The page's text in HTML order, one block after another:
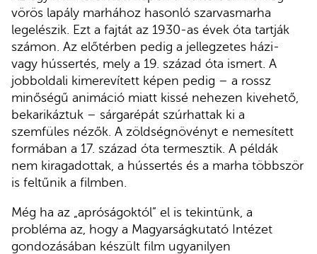
vörös lapály marhához hasonló szarvasmarha
legelészik. Ezt a fajtát az 1930-as évek óta tartják
számon. Az előtérben pedig a jellegzetes házi-
vagy hússertés, mely a 19. század óta ismert. A
jobboldali kimerevített képen pedig – a rossz
minőségű animáció miatt kissé nehezen kivehető,
bekarikáztuk – sárgarépát szúrhattak ki a
szemfüles nézők. A zöldségnövényt e nemesített
formában a 17. század óta termesztik. A példák
nem kiragadottak, a hússertés és a marha többször
is feltűnik a filmben.
Még ha az „apróságoktól” el is tekintünk, a
probléma az, hogy a Magyarságkutató Intézet
gondozásában készült film ugyanilyen